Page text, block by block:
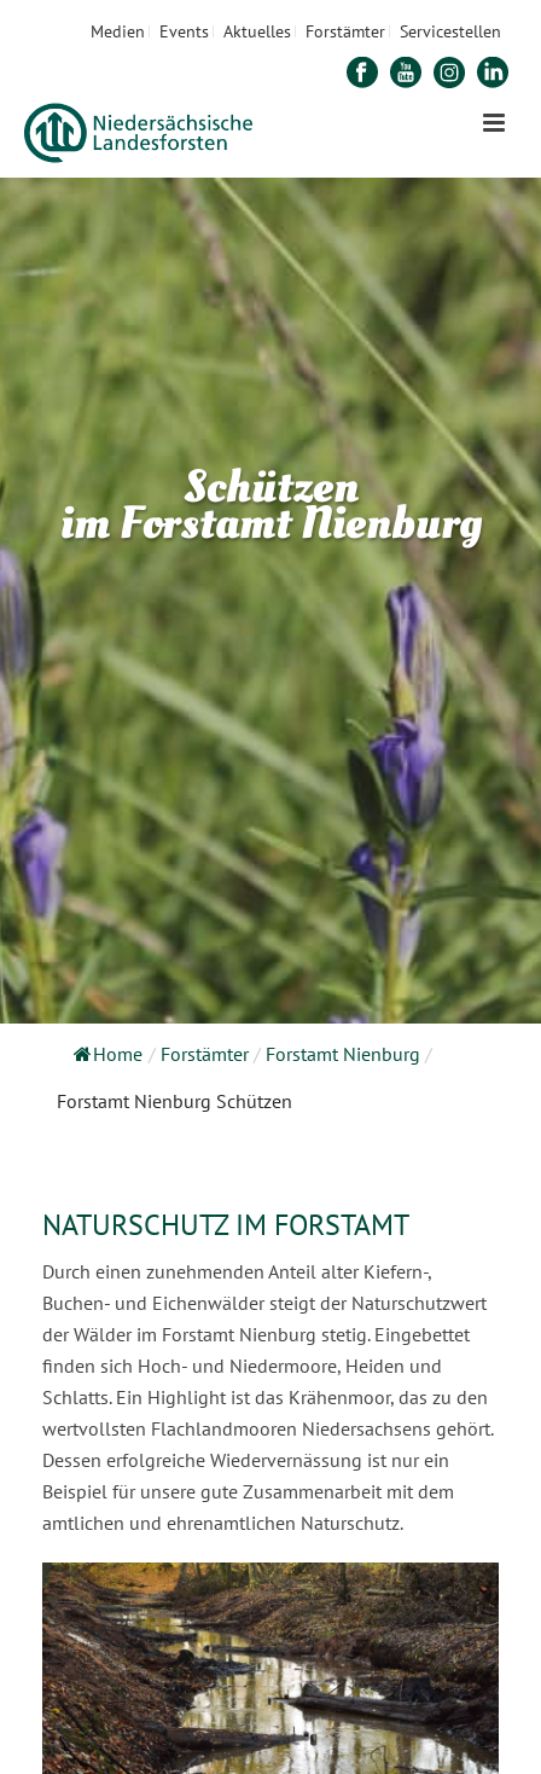
Medien Events Aktuelles Forstämter Servicestellen
Schützen
im Forstamt Nienburg
Home / Forstämter / Forstamt Nienburg /
Forstamt Nienburg Schützen
NATURSCHUTZ IM FORSTAMT
Durch einen zunehmenden Anteil alter Kiefern-,
Buchen- und Eichenwälder steigt der Naturschutzwert
der Wälder im Forstamt Nienburg stetig. Eingebettet
finden sich Hoch- und Niedermoore, Heiden und
Schlatts. Ein Highlight ist das Krähenmoor, das zu den
wertvollsten Flachlandmooren Niedersachsens gehört.
Dessen erfolgreiche Wiedervernässung ist nur ein
Beispiel für unsere gute Zusammenarbeit mit dem
amtlichen und ehrenamtlichen Naturschutz.